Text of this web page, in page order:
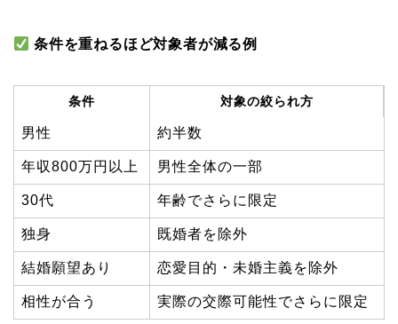
条件を重ねるほど対象者が減る例
条件 対象の絞られ方
男性 約半数
年収800万円以上 男性全体の一部
30代 年齢でさらに限定
独身 既婚者を除外
結婚願望あり 恋愛目的・未婚主義を除外
相性が合う 実際の交際可能性でさらに限定